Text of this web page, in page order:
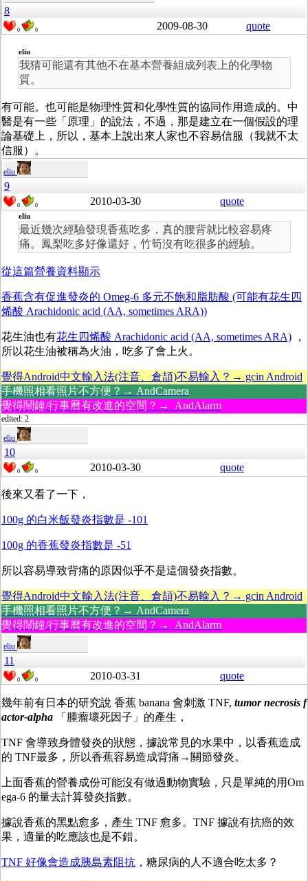
8
0 0 2009-08-30 quote
eliu
我猜可能還有其他不在基本營養組成列表上的化學物
質。
有可能。也可能是物理性質和化學性質的協同作用造成的。中
醫是有一些「原理」的說法，不過，那是建立在一個假設的理
論基礎上，所以，基本上說出來人家也不容易信服（我就不太
信服）。
eliu
9
0 0 2010-03-30 quote
eliu
最近幾次經驗發現香蕉吃多，真的腰背就比較容易疼
痛。鳳梨吃多好像還好，竹筍沒有吃很多的經驗。
從這篇營養資料顯示
香蕉含有促進發炎的 Omeg-6 多元不飽和脂肪酸 (可能有花生四
烯酸 Arachidonic acid (AA, sometimes ARA))
花生油也有花生四烯酸 Arachidonic acid (AA, sometimes ARA) ，
所以花生油被稱為火油，吃多了會上火。
覺得Android中文輸入法(注音、倉頡)不易輸入？→ gcin Android
手機照相看照片不方便？→ AndCamera
覺得鬧鐘/行事曆有改進的空間？→ AndAlarm
edited: 2
eliu
10
0 0 2010-03-30 quote
後來又看了一下，
100g 的白米飯發炎指數是 -101
100g 的香蕉發炎指數是 -51
所以容易導致背痛的原因似乎不是這個發炎指數。
覺得Android中文輸入法(注音、倉頡)不易輸入？→ gcin Android
手機照相看照片不方便？→ AndCamera
覺得鬧鐘/行事曆有改進的空間？→ AndAlarm
eliu
11
0 0 2010-03-31 quote
幾年前有日本的研究說 香蕉 banana 會刺激 TNF, tumor necrosis f
actor-alpha 「腫瘤壞死因子」的產生，
TNF 會導致身體發炎的狀態，據說常見的水果中，以香蕉造成
的 TNF最多，所以香蕉容易造成背痛→關節發炎。
上面香蕉的營養成份可能沒有做過動物實驗，只是單純的用Om
ega-6 的量去計算發炎指數。
據說香蕉的黑點愈多，產生 TNF 愈多。TNF 據說有抗癌的效
果，適量的吃應該也是不錯。
TNF 好像會造成胰島素阻抗 ，糖尿病的人不適合吃太多？